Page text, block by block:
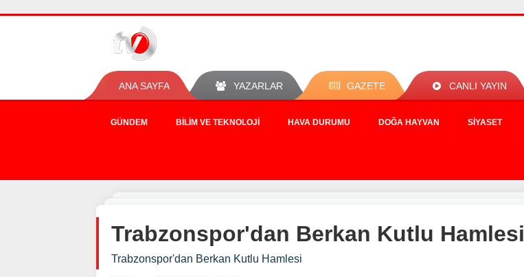
ANA SAYFA YAZARLAR GAZETE CANLI YAYIN
GÜNDEM BILIM VE TEKNOLOJI HAVA DURUMU DOĞA HAYVAN SIYASET
Trabzonspor'dan Berkan Kutlu Hamlesi
Trabzonspor'dan Berkan Kutlu Hamlesi